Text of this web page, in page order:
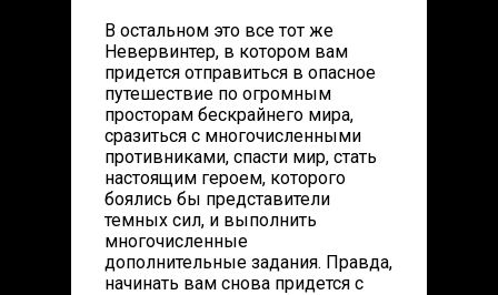
В остальном это все тот же
Невервинтер, в котором вам
придется отправиться в опасное
путешествие по огромным
просторам бескрайнего мира,
сразиться с многочисленными
противниками, спасти мир, стать
настоящим героем, которого
боялись бы представители
темных сил, и выполнить
многочисленные
дополнительные задания. Правда,
начинать вам снова придется с